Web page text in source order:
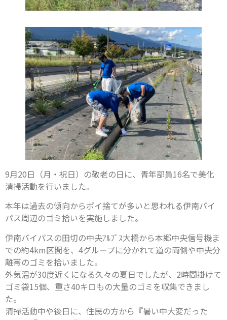
9月20日（月・祝日）の敬老の日に、青年部員16名で美化
清掃活動を行いました。
本年は過去の傾向からポイ捨てが多いと思われる伊南バイ
パス周辺のゴミ拾いを実施しました。
伊南バイパスの田切の中央ｱﾙﾌﾟｽ大橋から本郷中央信号機ま
での約4km区間を、4グループに分かれて道の両側や中央分
離帯のゴミを拾いました。
外気温が30度近くになる久々の夏日でしたが、2時間掛けて
ゴミ袋15個、重さ40キロもの大量のゴミを収集できまし
た。
清掃活動中や後日に、住民の方から『暑い中大変だった